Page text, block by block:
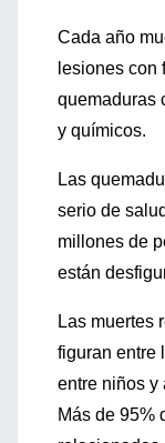
Cada año
lesiones con
quemaduras
y químicos.
Las
serio de
millones de
están
Las muertes
figuran entre
entre niños y
Más de 95%